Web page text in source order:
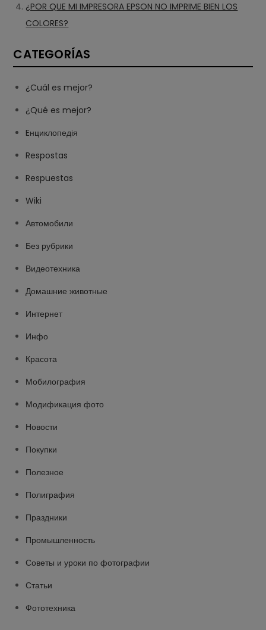
¿POR QUE MI IMPRESORA EPSON NO IMPRIME BIEN LOS
COLORES?
CATEGORÍAS
¿Cuál es mejor?
¿Qué es mejor?
Eнциклопедія
Respostas
Respuestas
Wiki
Автомобили
Без рубрики
Видеотехника
Домашние животные
Интернет
Инфо
Красота
Мобилография
Модификация фото
Новости
Покупки
Полезное
Полиграфия
Праздники
Промышленность
Советы и уроки по фотографии
Статьи
Фототехника